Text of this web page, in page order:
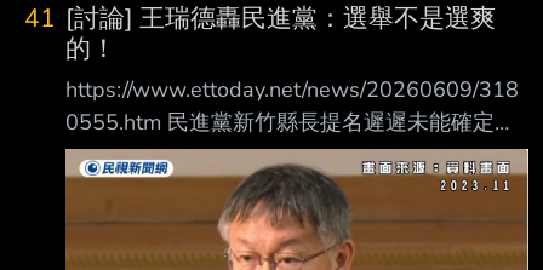
41 [討論] 王瑞德轟民進黨：選舉不是選爽
的！
https://www.ettoday.net/news/20260609/318
0555.htm 民進黨新竹縣長提名遲遲未能確定，
幾經波折後，民進黨終於拍板，明（10日）將正
式徵召 竹北市長鄭朝方。對此，媒體人王瑞德
今（9日）不滿表示，看不懂這個布局，選舉是
為了 勝選，不是選爽的，明知竹北是新竹縣的